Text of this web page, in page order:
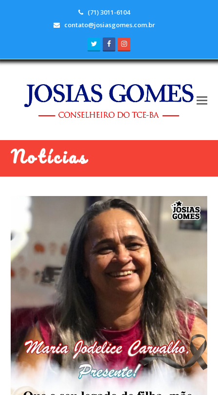
(71) 3011-6104
contato@josiasgomes.com.br
TwitterFacebook
Notícias